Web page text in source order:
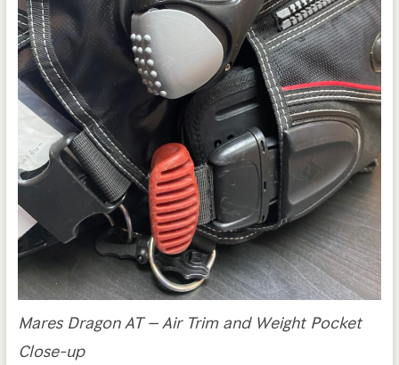
Mares Dragon AT – Air Trim and Weight Pocket
Close-up